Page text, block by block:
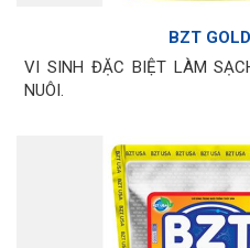
BZT GOLD
VI SINH ĐẶC BIỆT LÀM
NUÔI.